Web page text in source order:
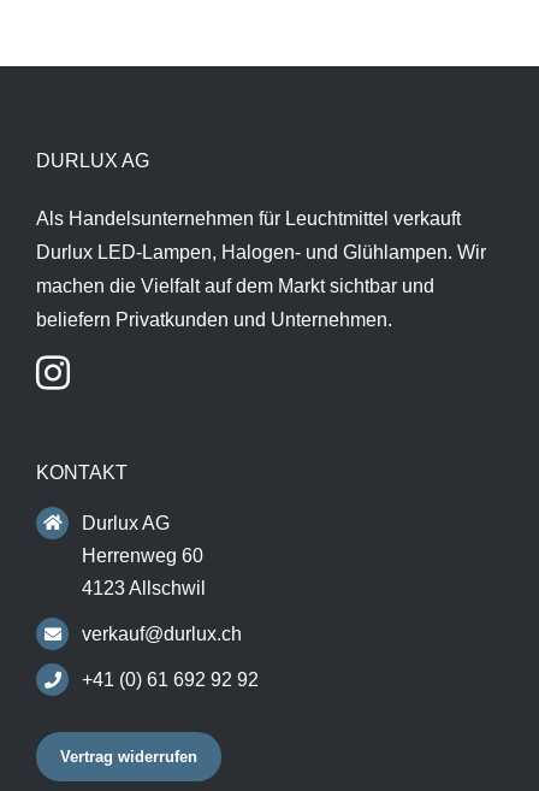
DURLUX AG
Als Handelsunternehmen für Leuchtmittel verkauft
Durlux LED-Lampen, Halogen- und Glühlampen. Wir
machen die Vielfalt auf dem Markt sichtbar und
beliefern Privatkunden und Unternehmen.
KONTAKT
Durlux AG
Herrenweg 60
4123 Allschwil
verkauf@durlux.ch
+41 (0) 61 692 92 92
Vertrag widerrufen